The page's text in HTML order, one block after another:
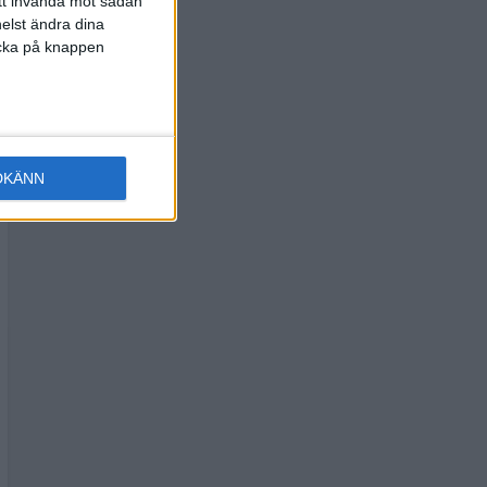
ändra dina
på knappen